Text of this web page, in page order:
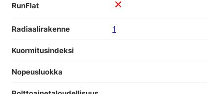
RunFlat
Radiaalirakenne 1
Kuormitusindeksi
Nopeusluokka